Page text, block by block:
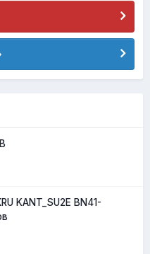
KANT_SU2E BN41-